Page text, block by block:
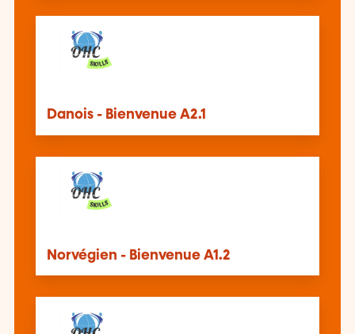
Danois - Bienvenue A2.1
Norvégien - Bienvenue A1.2